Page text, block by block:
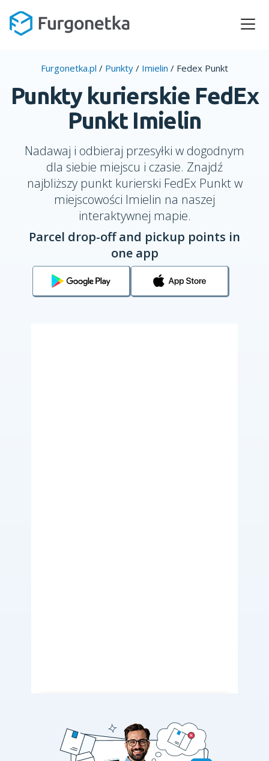
Furgonetka.pl / Punkty / Imielin / Fedex Punkt
Punkty kurierskie FedEx
Punkt Imielin
Nadawaj i odbieraj przesyłki w dogodnym
dla siebie miejscu i czasie. Znajdź
najbliższy punkt kurierski FedEx Punkt w
miejscowości Imielin na naszej
interaktywnej mapie.
Parcel drop-off and pickup points in
one app